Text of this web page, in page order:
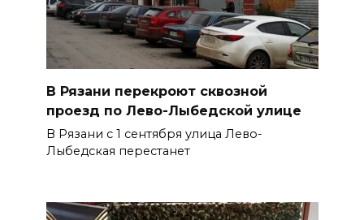
В Рязани перекроют сквозной
проезд по Лево-Лыбедской улице
В Рязани с 1 сентября улица Лево-
Лыбедская перестанет